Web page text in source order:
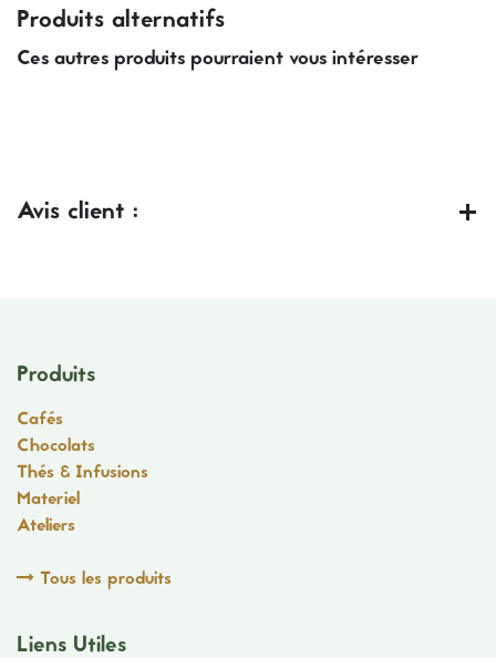
Produits alternatifs
Ces autres produits pourraient vous intéresser
Avis client :
Produits
Cafés
Chocolats
Thés & Infusions
Materiel
Ateliers
Tous les produits
Liens Utiles